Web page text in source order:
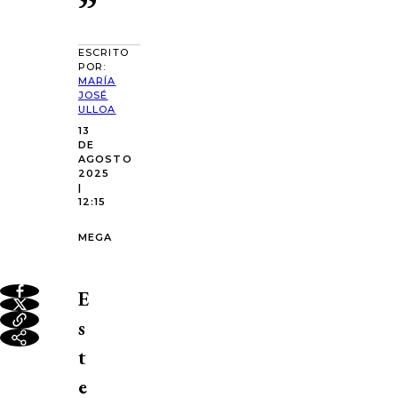
ESCRITO
POR:
MARÍA
JOSÉ
ULLOA
13
DE
AGOSTO
2025
|
12:15
MEGA
E
s
t
e